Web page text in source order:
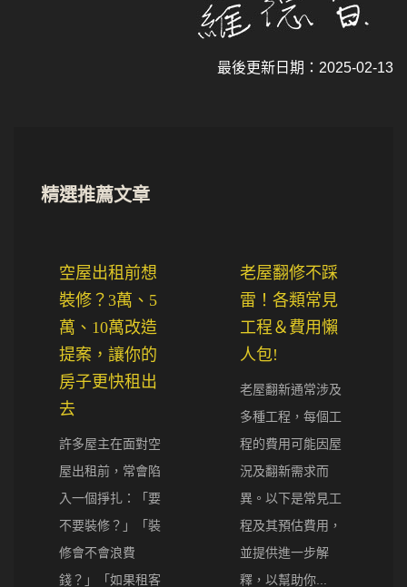
最後更新日期：2025-02-13
精選推薦文章
空屋出租前想
裝修？3萬、5
萬、10萬改造
提案，讓你的
房子更快租出
去
許多屋主在面對空
屋出租前，常會陷
入一個掙扎：「要
不要裝修？」「裝
修會不會浪費
錢？」「如果租客
老屋翻修不踩
雷！各類常見
工程＆費用懶
人包!
老屋翻新通常涉及
多種工程，每個工
程的費用可能因屋
況及翻新需求而
異。以下是常見工
程及其預估費用，
並提供進一步解
釋，以幫助你...